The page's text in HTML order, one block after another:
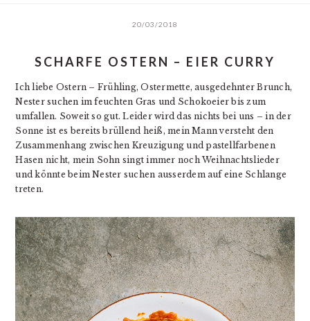
20/03/2018
SCHARFE OSTERN – EIER CURRY
Ich liebe Ostern – Frühling, Ostermette, ausgedehnter Brunch,
Nester suchen im feuchten Gras und Schokoeier bis zum
umfallen. Soweit so gut. Leider wird das nichts bei uns – in der
Sonne ist es bereits brüllend heiß, mein Mann versteht den
Zusammenhang zwischen Kreuzigung und pastellfarbenen
Hasen nicht, mein Sohn singt immer noch Weihnachtslieder
und könnte beim Nester suchen ausserdem auf eine Schlange
treten.